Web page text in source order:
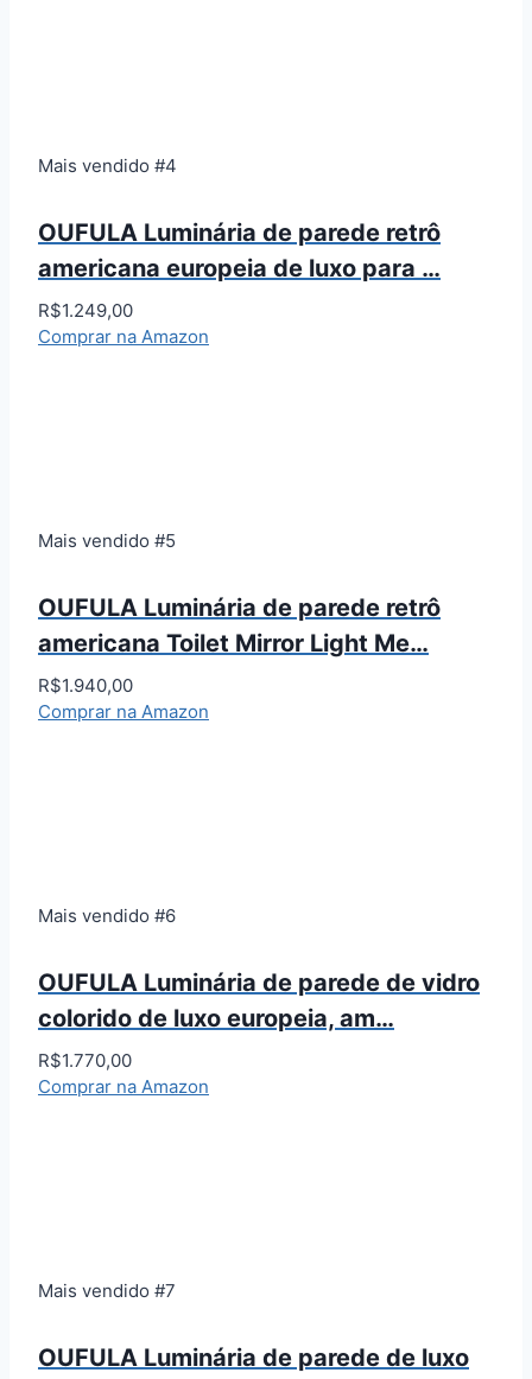
Mais vendido #4
OUFULA Luminária de parede retrô
americana europeia de luxo para …
R$1.249,00
Comprar na Amazon
Mais vendido #5
OUFULA Luminária de parede retrô
americana Toilet Mirror Light Me…
R$1.940,00
Comprar na Amazon
Mais vendido #6
OUFULA Luminária de parede de vidro
colorido de luxo europeia, am…
R$1.770,00
Comprar na Amazon
Mais vendido #7
OUFULA Luminária de parede de luxo